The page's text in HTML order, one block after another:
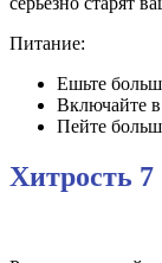
Питание:
Ешьте
Включайте
Пейте
Хитрость 7